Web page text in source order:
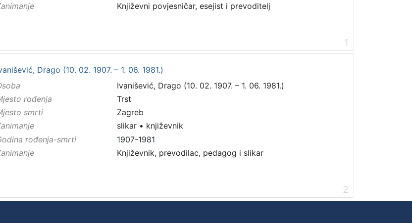
Književni povjesničar, esejist i prevoditelj
1
Drago (10. 02. 1907. – 1. 06. 1981.)
Ivanišević, Drago (10. 02. 1907. – 1. 06. 1981.)
rođenja
Trst
smrti
Zagreb
slikar • književnik
rođenja-smrti
1907-1981
Književnik, prevodilac, pedagog i slikar
2